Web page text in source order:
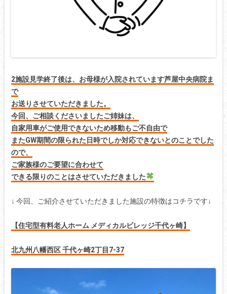
2施設見学終了後は、お母様が入院されています芦屋中央病院ま
で
お送りさせていただきました。
今回、ご相談くださいましたご姉妹は、
自家用車がご使用できないため移動もご不自由で
またGW期間の限られた日時でしか対応できないとのことでした
ので、
ご家族様のご要望に合わせて
できる限りのことはさせていただきました
↓ 今回、ご紹介させていただきました施設の特徴はコチラです↓
【住宅型有料老人ホーム メディカルビレッジ千代ヶ崎】
北九州八幡西区 千代ヶ崎2丁目7-37